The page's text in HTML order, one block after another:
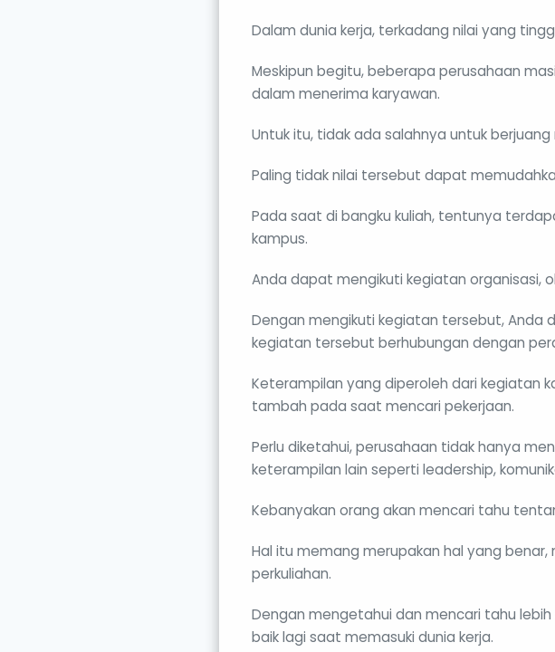
Dalam dunia kerja, terkadang nilai yang
Meskipun begitu, beberapa perusahaan
dalam menerima karyawan.
Untuk itu, tidak ada salahnya untuk
Paling tidak nilai tersebut dapat
Pada saat di bangku kuliah, tentunya
kampus.
Anda dapat mengikuti kegiatan organisasi,
Dengan mengikuti kegiatan tersebut, Anda
kegiatan tersebut berhubungan dengan
Keterampilan yang diperoleh dari kegiatan
tambah pada saat mencari pekerjaan.
Perlu diketahui, perusahaan tidak hanya
keterampilan lain seperti leadership,
Kebanyakan orang akan mencari tahu
Hal itu memang merupakan hal yang benar,
perkuliahan.
Dengan mengetahui dan mencari tahu
baik lagi saat memasuki dunia kerja.